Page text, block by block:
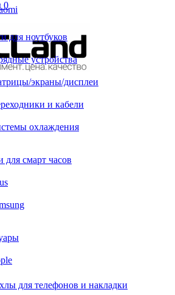
0
для ноутбуков
устройства
экраны/дисплеи
и кабели
охлаждения
для смарт часов
для телефонов и накладки